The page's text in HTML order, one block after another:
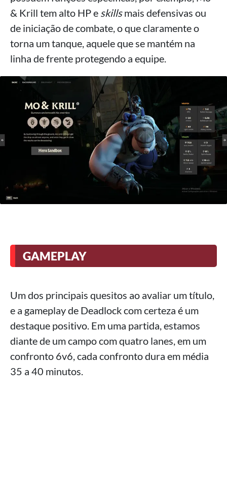
& Krill tem alto HP e skillsmais defensivas ou
de iniciação de combate, o que claramente o
torna um tanque, aquele que se mantém na
linha de frente protegendo a equipe.
GAMEPLAY
Um dos principais quesitos ao avaliar um título,
e a gameplay de Deadlock com certeza é um
destaque positivo. Em uma partida, estamos
diante de um campo com quatro lanes, em um
confronto 6v6, cada confronto dura em média
35 a 40 minutos.